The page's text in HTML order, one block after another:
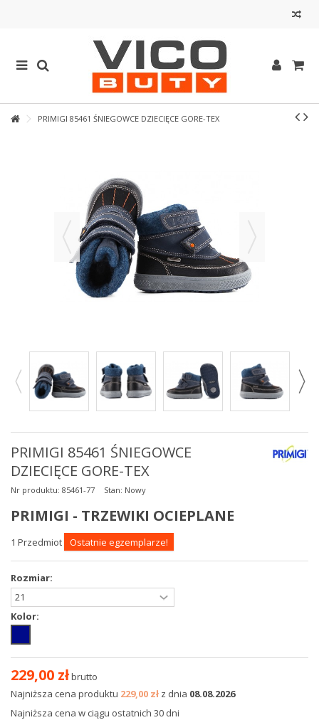
PRIMIGI 85461 ŚNIEGOWCE DZIECIĘCE GORE-TEX
PRIMIGI 85461 ŚNIEGOWCE
DZIECIĘCE GORE-TEX
Nr produktu: 85461-77 Stan: Nowy
PRIMIGI - TRZEWIKI OCIEPLANE
1 Przedmiot Ostatnie egzemplarze!
Rozmiar:
Kolor:
229,00 złbrutto
Najniższa cena produktu 229,00 zł z dnia 08.08.2026
Najniższa cena w ciągu ostatnich 30 dni